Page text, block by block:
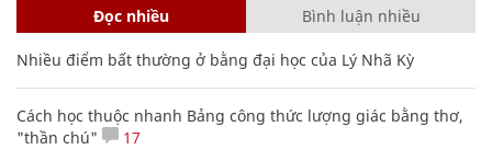
Đọc nhiều Bình luận nhiều
Nhiều điểm bất thường ở bằng đại học của Lý Nhã Kỳ
Cách học thuộc nhanh Bảng công thức lượng giác bằng thơ,
"thần chú"
17